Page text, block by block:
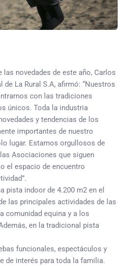
las novedades de este año, Carlos
La Rural S.A, afirmó: “Nuestros
con las tradiciones
únicos. Toda la industria
y tendencias de los
importantes de nuestro
lugar. Estamos orgullosos de
Asociaciones que siguen
el espacio de encuentro
pista indoor de 4.200 m2 en el
las principales actividades de las
comunidad equina y a los
en la tradicional pista
funcionales, espectáculos y
de interés para toda la familia.